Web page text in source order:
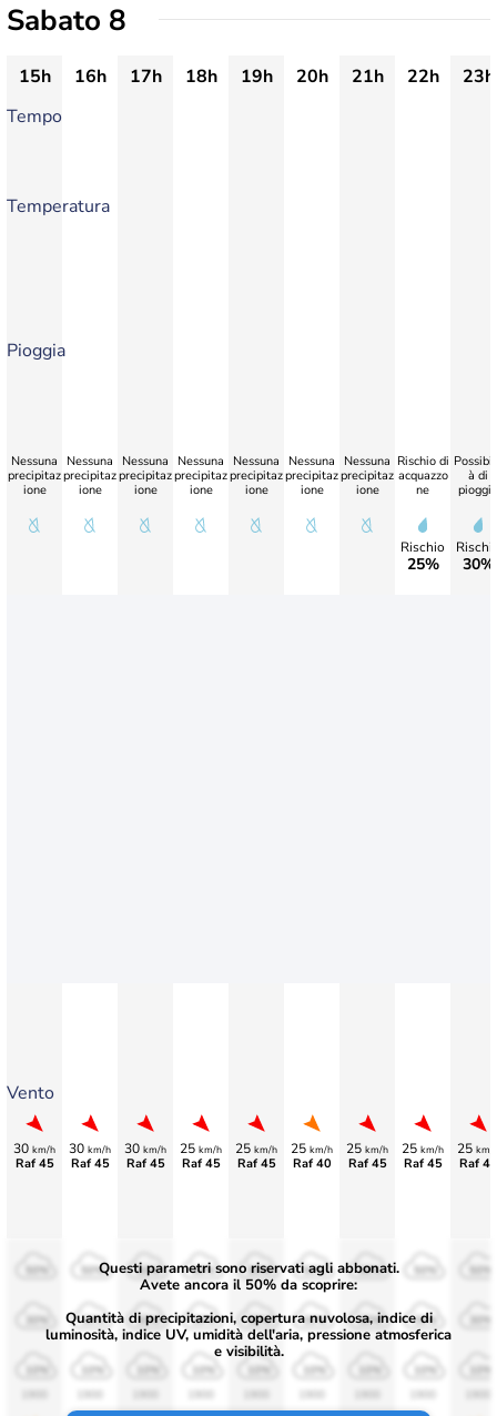
Sabato 8
15h 16h 17h 18h 19h 20h 21h 22h
23h
Tempo
Temperatura
Pioggia
Vento
Nessuna
precipitaz
ione
30 km/h
Raf 45
Nessuna
precipitaz
ione
30 km/h
Raf 45
Nessuna
precipitaz
ione
30 km/h
Raf 45
Nessuna
precipitaz
ione
25 km/h
Raf 45
Nessuna
precipitaz
ione
25 km/h
Raf 45
Nessuna
precipitaz
ione
25 km/h
Raf 40
Nessuna
precipitaz
ione
25 km/h
Raf 45
Rischio di
acquazzo
ne
Rischio
25%
25 km/h
Raf 45
à di
pioggia
30%
25 km/
Raf 45
50%
30%
10%
50%
30%
50%
30%
10%
50%
30%
50%
30%
10%
50%
30%
50%
30%
10%
Questi parametri sono riservati agli abbonati.
Avete ancora il 50% da scoprire:
Quantità di precipitazioni, copertura nuvolosa, indice di
luminosità, indice UV, umidità dell'aria, pressione atmosferica
e visibilità.